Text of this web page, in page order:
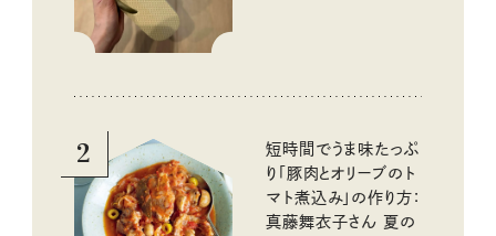
2
短時間でうま味たっぷ
り「豚肉とオリーブのト
マト煮込み」の作り方：
真藤舞衣子さん 夏の